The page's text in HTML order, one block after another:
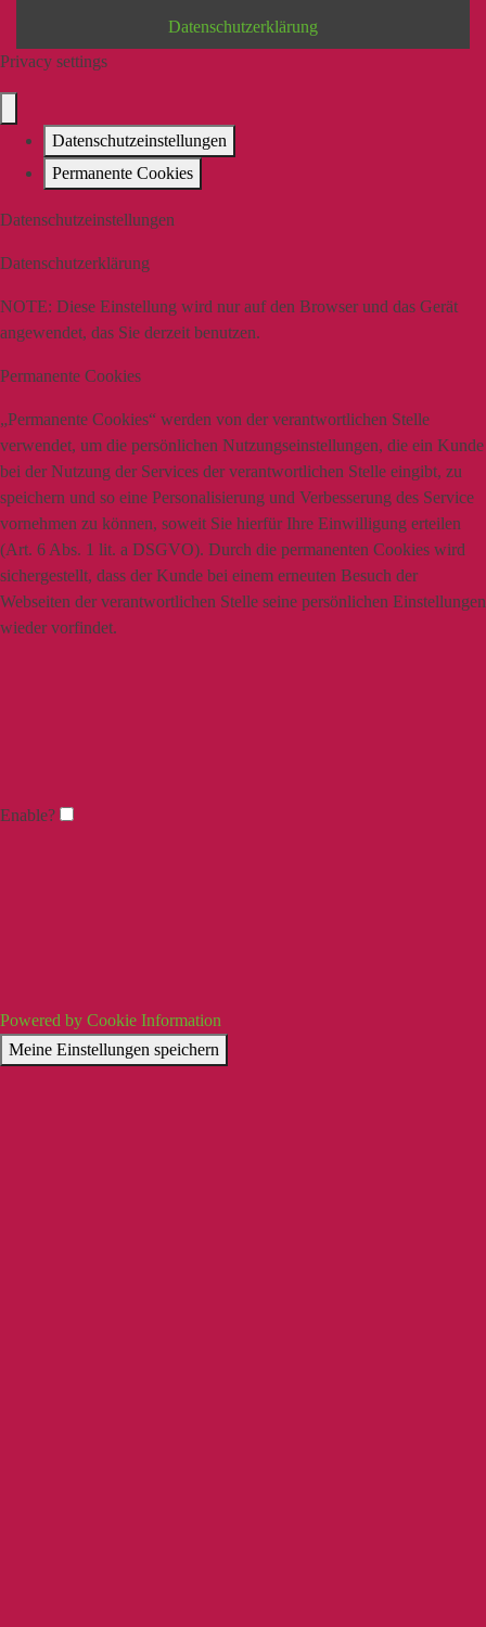
Datenschutzerklärung
Privacy settings
Datenschutzeinstellungen
Permanente Cookies
Datenschutzeinstellungen
Datenschutzerklärung
NOTE: Diese Einstellung wird nur auf den Browser und das Gerät
angewendet, das Sie derzeit benutzen.
Permanente Cookies
„Permanente Cookies“ werden von der verantwortlichen Stelle
verwendet, um die persönlichen Nutzungseinstellungen, die ein Kunde
bei der Nutzung der Services der verantwortlichen Stelle eingibt, zu
speichern und so eine Personalisierung und Verbesserung des Service
vornehmen zu können, soweit Sie hierfür Ihre Einwilligung erteilen
(Art. 6 Abs. 1 lit. a DSGVO). Durch die permanenten Cookies wird
sichergestellt, dass der Kunde bei einem erneuten Besuch der
Webseiten der verantwortlichen Stelle seine persönlichen Einstellungen
wieder vorfindet.
Enable?
Powered by Cookie Information
Meine Einstellungen speichern